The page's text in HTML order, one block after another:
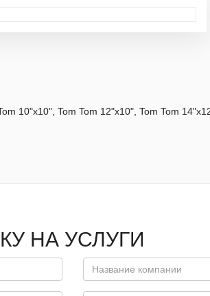
10"x10", Tom Tom 12"x10", Tom Tom
НА УСЛУГИ